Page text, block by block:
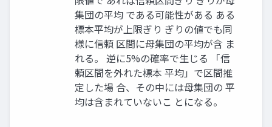
集団の平均 である可能性がある ある
標本平均が上限ぎり ぎりの値でも同
様に信頼 区間に母集団の平均が含 ま
れる。 逆に5%の確率で生じる 「信
頼区間を外れた標本 平均」で区間推
定した場 合、その中には母集団の 平
均は含まれていないこ とになる。